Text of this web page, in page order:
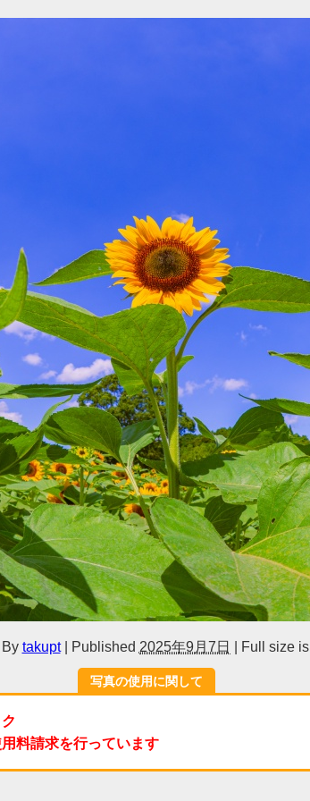
By takupt Published 2025年9月7日 Full size is
写真の使用に関して
料請求を行っています